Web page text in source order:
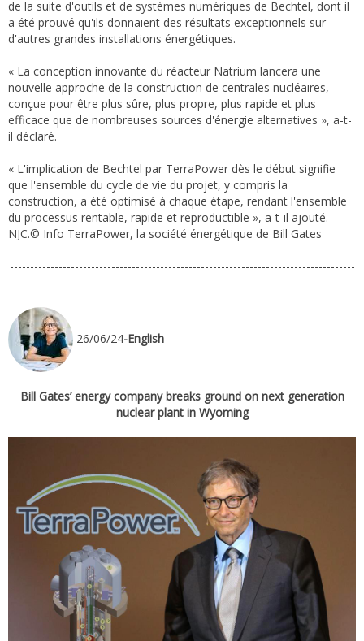
de la suite d'outils et de systèmes numériques de Bechtel, dont il
a été prouvé qu'ils donnaient des résultats exceptionnels sur
d'autres grandes installations énergétiques.
« La conception innovante du réacteur Natrium lancera une
nouvelle approche de la construction de centrales nucléaires,
conçue pour être plus sûre, plus propre, plus rapide et plus
efficace que de nombreuses sources d'énergie alternatives », a-t-
il déclaré.
« L'implication de Bechtel par TerraPower dès le début signifie
que l'ensemble du cycle de vie du projet, y compris la
construction, a été optimisé à chaque étape, rendant l'ensemble
du processus rentable, rapide et reproductible », a-t-il ajouté.
NJC.© Info TerraPower, la société énergétique de Bill Gates
-------------------------------------------------------------------------------------
----------------------------
26/06/24-English
Bill Gates’ energy company breaks ground on next generation
nuclear plant in Wyoming